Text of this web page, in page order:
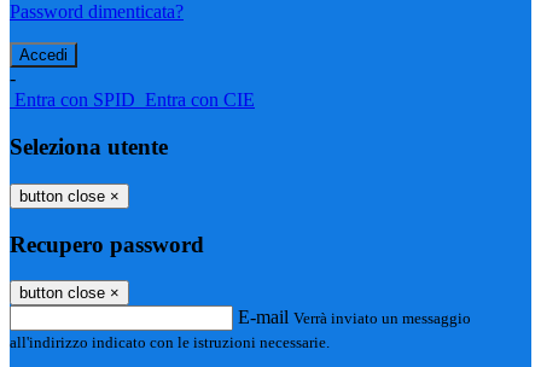
Password dimenticata?
-
Entra con SPID Entra con CIE
Seleziona utente
button close ×
Recupero password
button close ×
E-mail Verrà inviato un messaggio
all'indirizzo indicato con le istruzioni necessarie.